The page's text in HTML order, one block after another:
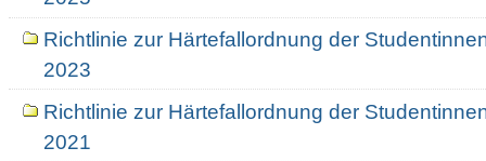
Richtlinie zur Härtefallordnung der
2023
Richtlinie zur Härtefallordnung der
2021